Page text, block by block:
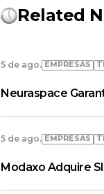
Related
5 de ago. EMPRESAS
Neuraspace
5 de ago. EMPRESAS
Modaxo Adquire